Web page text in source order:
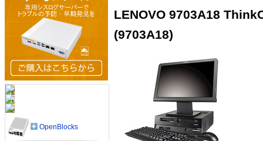
LENOVO 9703A18
(9703A18)
OpenBlocks